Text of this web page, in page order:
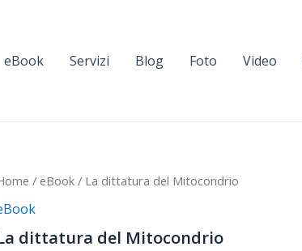
eBook Servizi Blog Foto Video
/ eBook / La dittatura del Mitocondrio
dittatura del Mitocondrio